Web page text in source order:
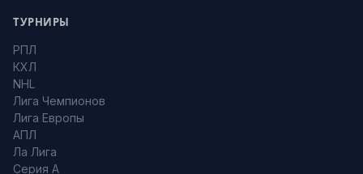
ТУРНИРЫ
РПЛ
КХЛ
NHL
Лига Чемпионов
Лига Европы
АПЛ
Ла Лига
Серия А